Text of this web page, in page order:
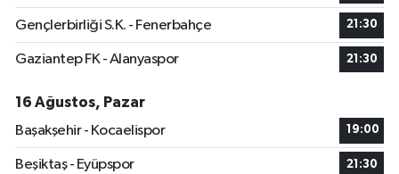
Gençlerbirliği S.K. - Fenerbahçe 21:30
Gaziantep FK - Alanyaspor 21:30
16 Ağustos, Pazar
Başakşehir - Kocaelispor
19:00
Beşiktaş - Eyüpspor 21:30